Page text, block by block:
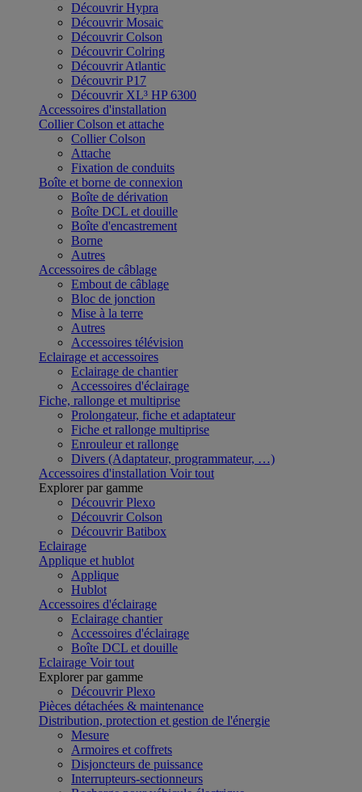
Découvrir Hypra
Découvrir Mosaic
Découvrir Colson
Découvrir Colring
Découvrir Atlantic
Découvrir P17
Découvrir XL³ HP 6300
Accessoires d'installation
Collier Colson et attache
Collier Colson
Attache
Fixation de conduits
Boîte et borne de connexion
Boîte de dérivation
Boîte DCL et douille
Boîte d'encastrement
Borne
Autres
Accessoires de câblage
Embout de câblage
Bloc de jonction
Mise à la terre
Autres
Accessoires télévision
Eclairage et accessoires
Eclairage de chantier
Accessoires d'éclairage
Fiche, rallonge et multiprise
Prolongateur, fiche et adaptateur
Fiche et rallonge multiprise
Enrouleur et rallonge
Divers (Adaptateur, programmateur, …)
Accessoires d'installation Voir tout
Explorer par gamme
Découvrir Plexo
Découvrir Colson
Découvrir Batibox
Eclairage
Applique et hublot
Applique
Hublot
Accessoires d'éclairage
Eclairage chantier
Accessoires d'éclairage
Boîte DCL et douille
Eclairage Voir tout
Explorer par gamme
Découvrir Plexo
Pièces détachées & maintenance
Distribution, protection et gestion de l'énergie
Mesure
Armoires et coffrets
Disjoncteurs de puissance
Interrupteurs-sectionneurs